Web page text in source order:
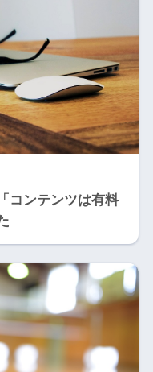
コンテンツは有料